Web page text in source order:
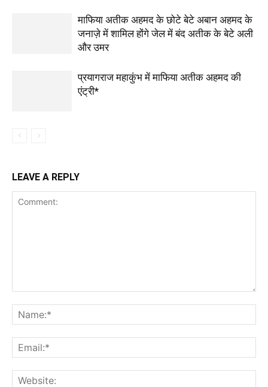
माफिया अतीक अहमद के छोटे बेटे अबान अहमद के
जनाज़े में शामिल होंगे जेल में बंद अतीक के बेटे अली
और उमर
प्रयागराज महाकुंभ में माफिया अतीक अहमद की
एंट्री*
LEAVE A REPLY